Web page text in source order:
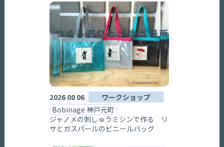
2026 08 06
ワークショップ
Bobinage 神戸元町
ジャノメの刺しゅうミシンで作る リ
サとガスパールのビニールバッグ